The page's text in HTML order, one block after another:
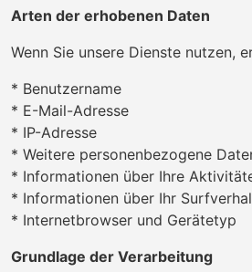
Arten der erhobenen Daten
Wenn Sie unsere Dienste nutzen,
* Benutzername
* E-Mail-Adresse
* IP-Adresse
* Weitere personenbezogene
* Informationen über Ihre
* Informationen über Ihr
* Internetbrowser und Gerätetyp
Grundlage der Verarbeitung